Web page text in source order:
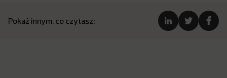
Pokaż innym, co czytasz: